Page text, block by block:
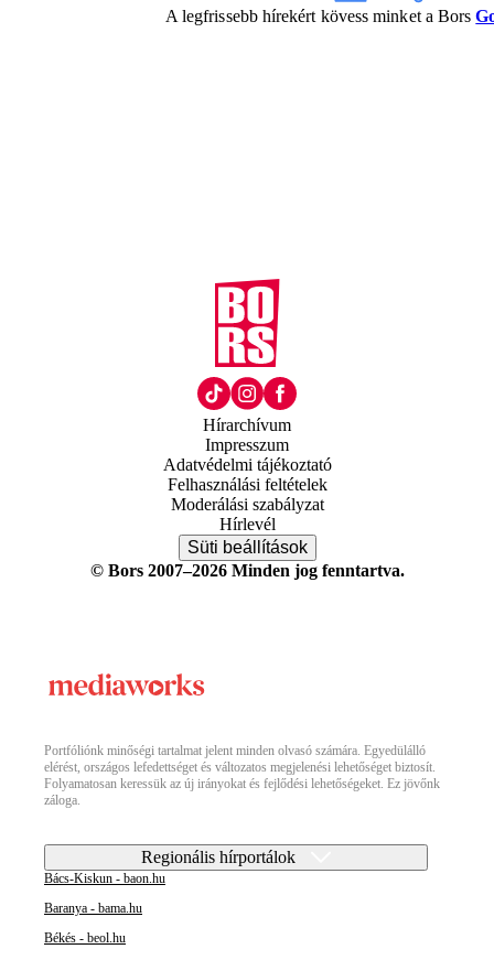
A legfrissebb hírekért kövess minket a Bors
Hírarchívum
Impresszum
Adatvédelmi tájékoztató
Felhasználási feltételek
Moderálási szabályzat
Hírlevél
Süti beállítások
© Bors 2007–2026 Minden jog fenntartva.
Portfóliónk minőségi tartalmat jelent minden olvasó számára. Egyedülálló
elérést, országos lefedettséget és változatos megjelenési lehetőséget biztosít.
Folyamatosan keressük az új irányokat és fejlődési lehetőségeket. Ez jövőnk
záloga.
Regionális hírportálok
Bács-Kiskun - baon.hu
Baranya - bama.hu
Békés - beol.hu